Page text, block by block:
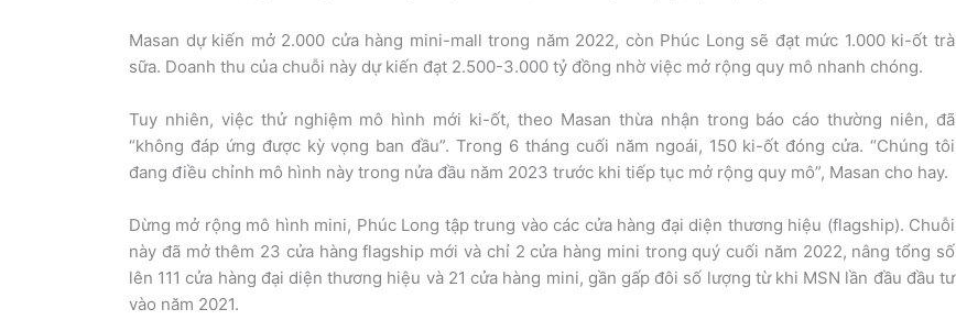
Masan dự kiến mở 2.000 cửa hàng mini-mall trong năm 2022, còn Phúc Long sẽ đạt mức 1.000 ki-ốt trà
sữa. Doanh thu của chuỗi này dự kiến đạt 2.500-3.000 tỷ đồng nhờ việc mở rộng quy mô nhanh chóng.
Tuy nhiên, việc thử nghiệm mô hình mới ki-ốt, theo Masan thừa nhận trong báo cáo thường niên, đã
“không đáp ứng được kỳ vọng ban đầu”. Trong 6 tháng cuối năm ngoái, 150 ki-ốt đóng cửa. “Chúng tôi
đang điều chỉnh mô hình này trong nửa đầu năm 2023 trước khi tiếp tục mở rộng quy mô”, Masan cho hay.
Dừng mở rộng mô hình mini, Phúc Long tập trung vào các cửa hàng đại diện thương hiệu (flagship). Chuỗi
này đã mở thêm 23 cửa hàng flagship mới và chỉ 2 cửa hàng mini trong quý cuối năm 2022, nâng tổng số
lên 111 cửa hàng đại diện thương hiệu và 21 cửa hàng mini, gần gấp đôi số lượng từ khi MSN lần đầu đầu tư
vào năm 2021.